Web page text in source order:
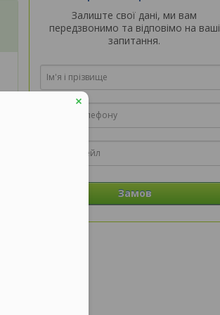
Залиште свої дані, ми вам
передзвонимо та відповімо на ваші
запитання.
Замов